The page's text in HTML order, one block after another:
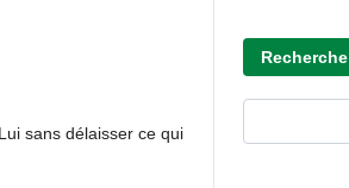
sans délaisser ce qui
Recherche